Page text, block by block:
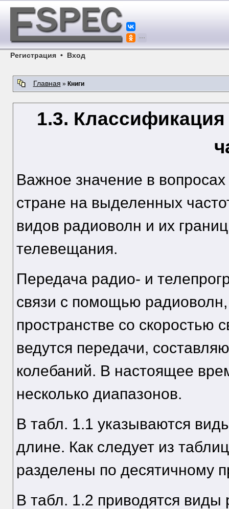
Регистрация • Вход
Главная » Книги
1.3.
Важное значение в
стране на выделенных
видов радиоволн и их
телевещания.
Передача радио- и
связи с помощью
пространстве со скоростью
ведутся передачи,
колебаний. В настоящее
несколько диапазонов.
В табл. 1.1 указываются
длине. Как следует из
разделены по десятичному
В табл. 1.2 приводятся виды